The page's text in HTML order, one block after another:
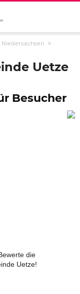
Niedersachsen
Uetze
Besucher
die
Uetze!